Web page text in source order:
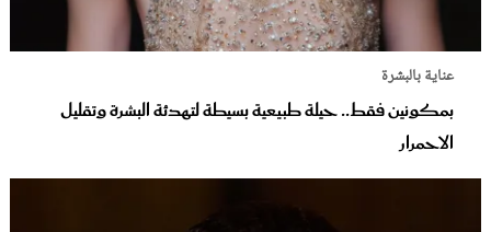
عناية بالبشرة
بمكونين فقط.. حيلة طبيعية بسيطة لتهدئة البشرة وتقليل
الاحمرار